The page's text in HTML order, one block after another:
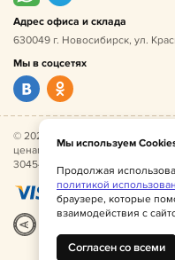
Адрес офиса и склада
630049 г. Новосибирск, ул.
Мы в соцсетях
© 2026 Нафаня — оптовые
ценам производителя. ИНН
304541027500052.
Мы используем
Продолжая
политикой
браузере, которые
взаимодействия с
Согласен со всеми